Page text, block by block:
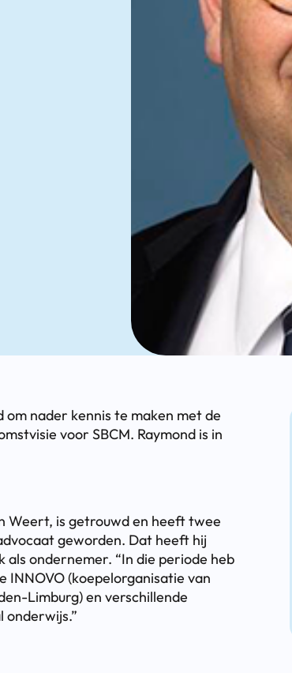
nader kennis te maken met de
voor SBCM. Raymond is in
Weert, is getrouwd en heeft twee
geworden. Dat heeft hij
ondernemer. “In die periode heb
(koepelorganisatie van
Limburg) en verschillende
onderwijs.”